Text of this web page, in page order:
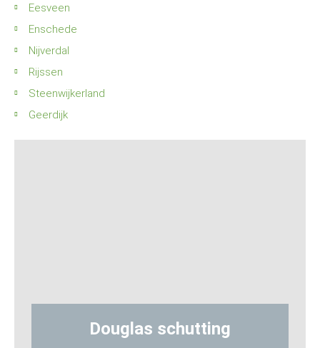
Eesveen
Enschede
Nijverdal
Rijssen
Steenwijkerland
Geerdijk
Hout-betonschutting